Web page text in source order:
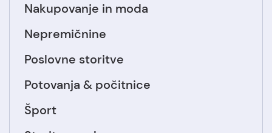
Nakupovanje in moda
Nepremičnine
Poslovne storitve
Potovanja & počitnice
Šport